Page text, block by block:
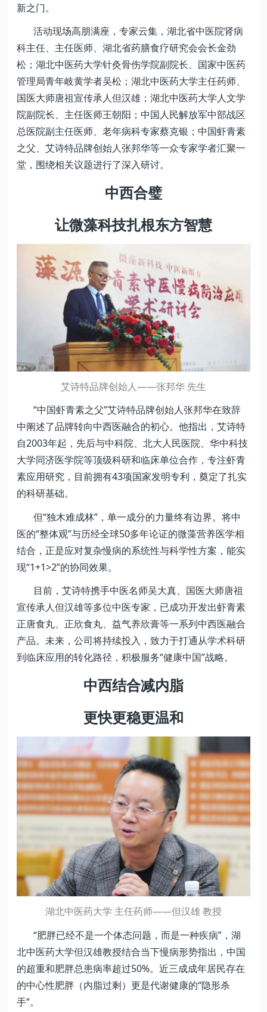
新之门。
活动现场高朋满座，专家云集，湖北省中医院肾病
科主任、主任医师、湖北省药膳食疗研究会会长金劲
松；湖北中医药大学针灸骨伤学院副院长、国家中医药
管理局青年岐黄学者吴松；湖北中医药大学主任药师、
国医大师唐祖宣传承人但汉雄；湖北中医药大学人文学
院副院长、主任医师王朝阳；中国人民解放军中部战区
总医院副主任医师、老年病科专家蔡克银；中国虾青素
之父、艾诗特品牌创始人张邦华等一众专家学者汇聚一
堂，围绕相关议题进行了深入研讨。
中西合璧
让微藻科技扎根东方智慧
艾诗特品牌创始人——张邦华 先生
“中国虾青素之父”艾诗特品牌创始人张邦华在致辞
中阐述了品牌转向中西医融合的初心。他指出，艾诗特
自2003年起，先后与中科院、北大人民医院、华中科技
大学同济医学院等顶级科研和临床单位合作，专注虾青
素应用研究，目前拥有43项国家发明专利，奠定了扎实
的科研基础。
但“独木难成林”，单一成分的力量终有边界。将中
医的“整体观”与历经全球50多年论证的微藻营养医学相
结合，正是应对复杂慢病的系统性与科学性方案，能实
现“1+1>2”的协同效果。
目前，艾诗特携手中医名师吴大真、国医大师唐祖
宣传承人但汉雄等多位中医专家，已成功开发出虾青素
正唐食丸、正欣食丸、益气养欣膏等一系列中西医融合
产品。未来，公司将持续投入，致力于打通从学术科研
到临床应用的转化路径，积极服务“健康中国”战略。
中西结合减内脂
更快更稳更温和
湖北中医药大学 主任药师——但汉雄 教授
“肥胖已经不是一个体态问题，而是一种疾病”，湖
北中医药大学但汉雄教授结合当下慢病形势指出，中国
的超重和肥胖总患病率超过50%。近三成成年居民存在
的中心性肥胖（内脂过剩）更是代谢健康的“隐形杀
手”。